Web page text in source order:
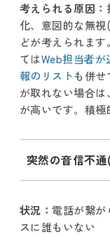
考えられる原因：
化、意図的な無
どが考えられま
てはWeb担当者
報のリストも併
が取れない場合
が高いです。積極
突然の音信不
状況： 電話が繋が
スに誰もいない